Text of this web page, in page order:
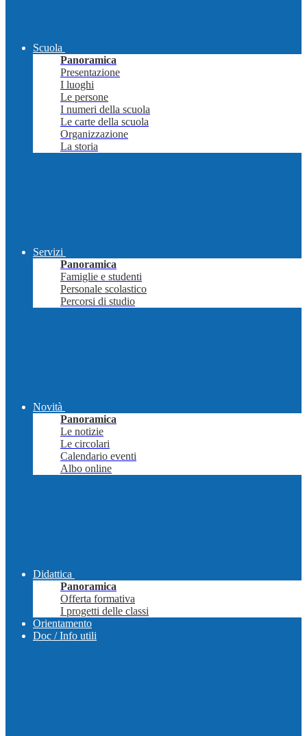
Scuola
Panoramica
Presentazione
I luoghi
Le persone
I numeri della scuola
Le carte della scuola
Organizzazione
La storia
Servizi
Panoramica
Famiglie e studenti
Personale scolastico
Percorsi di studio
Novità
Panoramica
Le notizie
Le circolari
Calendario eventi
Albo online
Didattica
Panoramica
Offerta formativa
I progetti delle classi
Orientamento
Doc / Info utili